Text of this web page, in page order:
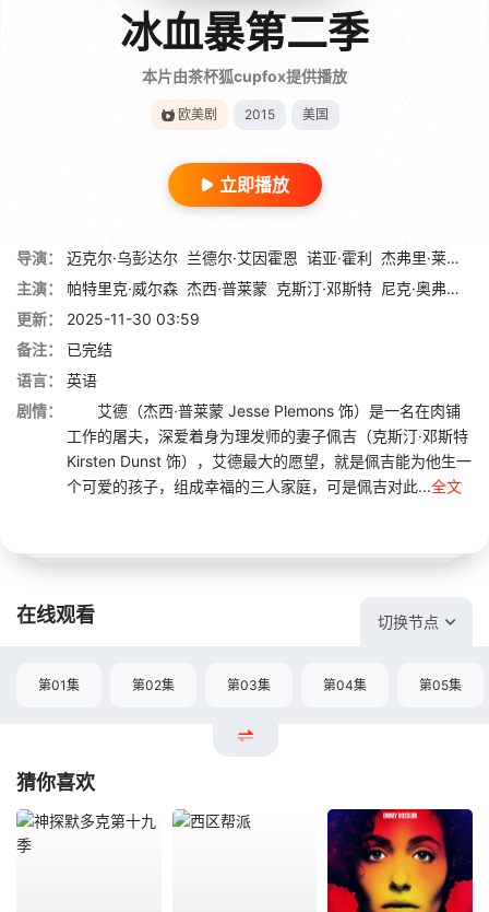
冰血暴第二季
本片由茶杯狐cupfox提供播放
欧美剧 2015 美国
立即播放
导演： 迈克尔·乌彭达尔 兰德尔·艾因霍恩 诺亚·霍利 杰弗里·莱纳
主演：
帕特里克·威尔森 杰西·普莱蒙 克斯汀·邓斯特 尼克·奥弗曼
更新：
2025-11-30 03:59
备注：
已完结
语言：
英语
剧情：
艾德（杰西·普莱蒙 Jesse Plemons 饰）是一名在肉铺
工作的屠夫，深爱着身为理发师的妻子佩吉（克斯汀·邓斯特
Kirsten Dunst 饰），艾德最大的愿望，就是佩吉能为他生一
个可爱的孩子，组成幸福的三人家庭，可是佩吉对此...全文
在线观看 切换节点
第01集 第02集 第03集 第04集 第05集
猜你喜欢